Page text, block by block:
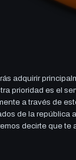
adquirir
prioridad es el
a través de
de la
decirte que